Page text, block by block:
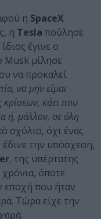
η SpaceX
η Tesla πούλησε
έγινε ο
Musk μίλησε
να προκαλεί
να μην είμαι
κρίσεων, κάτι που
ή, μάλλον, σε όλη
σχόλιο, όχι ένας
έδινε την υπόσχεση,
, της υπέρτατης
όποτε
εποχή που ήταν
Τώρα είχε την